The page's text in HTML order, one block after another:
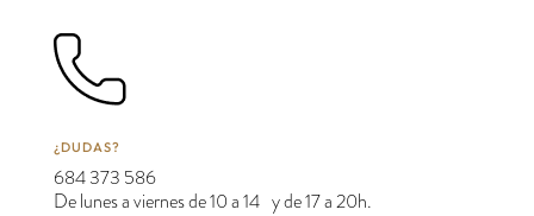
¿DUDAS?
684 373 586
De lunes a viernes de 10 a 14 y de 17 a 20h.